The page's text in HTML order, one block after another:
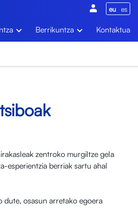
eu es
Berrikuntza Kontaktua
zentroko murgiltze gela
esperientzia berriak sartu ahal
dute, osasun arretako egoera